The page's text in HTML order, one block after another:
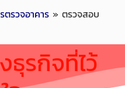
ตรวจอาคาร » ตรวจสอบ
รกิจที่ไว้